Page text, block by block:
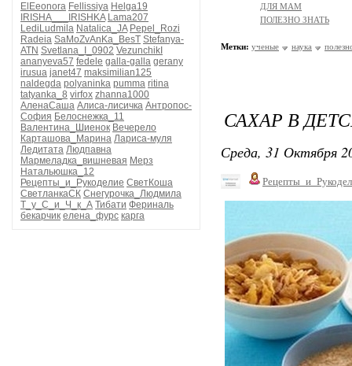
ElEeonora Fellissiya Helga19
IRISHA___IRISHKA Lama207
LediLudmila Natalica_JA Pepel_Rozi
Radeia SaMoZvAnKa_BesT Stefanya-
ATN Svetlana_I_0902 VezunchikI
ananyeva57 fedele galla-galla gerany
irusua janet47 maksimilian125
naldegda polyaninka pumma ritina
tatyanka_8 virfox zhanna1000
АленаСаша Алиса-лисичка Антропос-
София Белоснежка_11
Валентина_Шиенок Вечерело
Карташова_Марина Лариса-муля
Ледитата Людпавна
Мармеладка_вишневая Мерз
Натальюшка_12
Рецепты_и_Рукоделие СветКоша
СветланкаСК Снегурочка_Людмила
Т_у_С_и_Ч_к_А Тибати Фериналь
бекарчик елена_фурс карга
ДЛЯ МАМ
ПОЛЕЗНО ЗНАТЬ
Метки: ученые наука
САХАР В
Среда, 31 Октября